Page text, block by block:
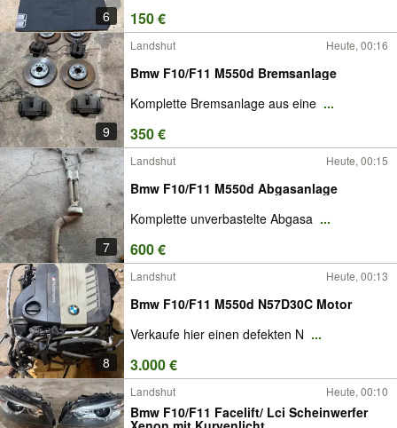
6 150 €
9
Landshut Heute, 00:16
Bmw F10/F11 M550d Bremsanlage
Komplette Bremsanlage aus eine ...
350 €
7
Landshut Heute, 00:15
Bmw F10/F11 M550d Abgasanlage
Komplette unverbastelte Abgasa ...
600 €
8
Landshut Heute, 00:13
Bmw F10/F11 M550d N57D30C Motor
Verkaufe hier einen defekten N ...
3.000 €
Landshut Heute, 00:10
Bmw F10/F11 Facelift/ Lci Scheinwerfer